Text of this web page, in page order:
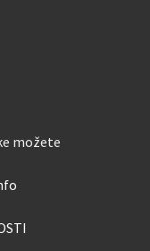
možete